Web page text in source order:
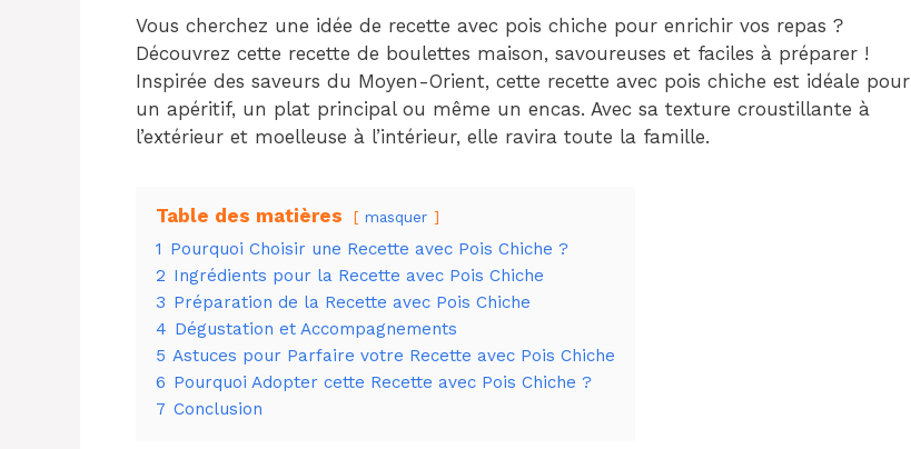
Vous cherchez une idée de recette avec pois chiche pour enrichir vos repas ?
Découvrez cette recette de boulettes maison, savoureuses et faciles à préparer !
Inspirée des saveurs du Moyen-Orient, cette recette avec pois chiche est idéale pour
un apéritif, un plat principal ou même un encas. Avec sa texture croustillante à
l’extérieur et moelleuse à l’intérieur, elle ravira toute la famille.
Table des matières masquer
1 Pourquoi Choisir une Recette avec Pois Chiche ?
2 Ingrédients pour la Recette avec Pois Chiche
3 Préparation de la Recette avec Pois Chiche
4 Dégustation et Accompagnements
5 Astuces pour Parfaire votre Recette avec Pois Chiche
6 Pourquoi Adopter cette Recette avec Pois Chiche ?
7 Conclusion